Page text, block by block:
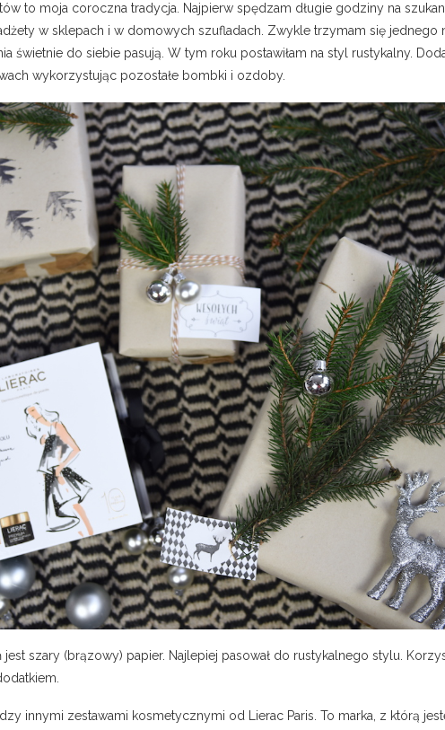
to moja coroczna tradycja. Najpierw spędzam długie godziny na
w sklepach i w domowych szufladach. Zwykle trzymam się
świetnie do siebie pasują. W tym roku postawiłam na styl rustykalny.
wykorzystując pozostałe bombki i ozdoby.
szary (brązowy) papier. Najlepiej pasował do rustykalnego stylu.
innymi zestawami kosmetycznymi od Lierac Paris. To marka, z którą